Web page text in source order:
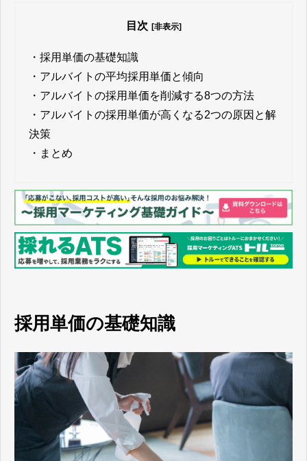
目次 [非表示]
・ 採用単価の基礎知識
・ アルバイトの平均採用単価と傾向
・ アルバイトの採用単価を削減する8つの方法
・ アルバイトの採用単価が高くなる2つの原因と解
決策
・ まとめ
採用単価の基礎知識